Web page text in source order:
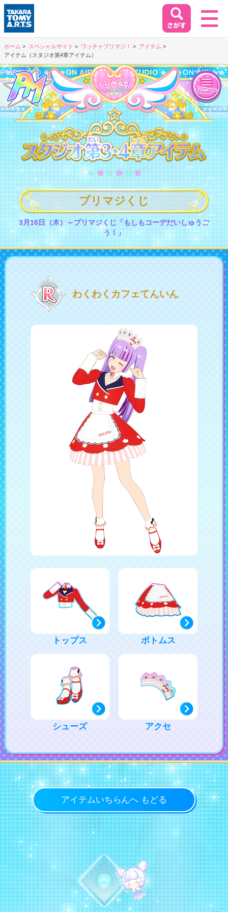
ホーム
HOME
商品情報
PRODUCT
イベント&キャンペーン
EVENT&CAMPAIGN
お客様相談室
SUPPORT
会社情報 採用情報
プレスリリース よくあるご質問
ビジネスのお客様
閉じる
閉じる
ホーム スペシャルサイト ワッチャプリマジ！
アイテム
アイテム（スタジオ第4章アイテム）
第
プリマジくじ
3月16日（木）～プリマジくじ「もしもコーデだいしゅうご
う！」
わくわくカフェてんいん
トップス ボトムス
シューズ アクセ
アイテムいちらんへ もどる
トップに戻る